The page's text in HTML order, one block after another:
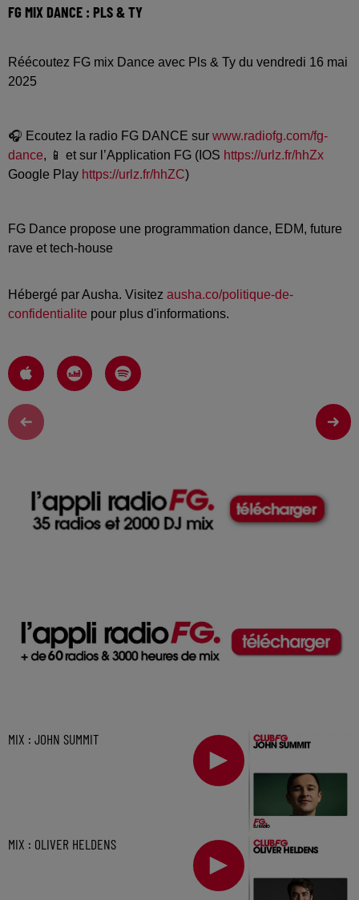
FG MIX DANCE : PLS & TY
Réécoutez FG mix Dance avec Pls & Ty du vendredi 16 mai
2025
🎧 Ecoutez la radio FG DANCE sur www.radiofg.com/fg-
dance, 📱 et sur l’Application FG (IOS https://urlz.fr/hhZx
Google Play https://urlz.fr/hhZC)
FG Dance propose une programmation dance, EDM, future
rave et tech-house
Hébergé par Ausha. Visitez ausha.co/politique-de-
confidentialite pour plus d'informations.
MIX : JOHN SUMMIT
MIX : OLIVER HELDENS